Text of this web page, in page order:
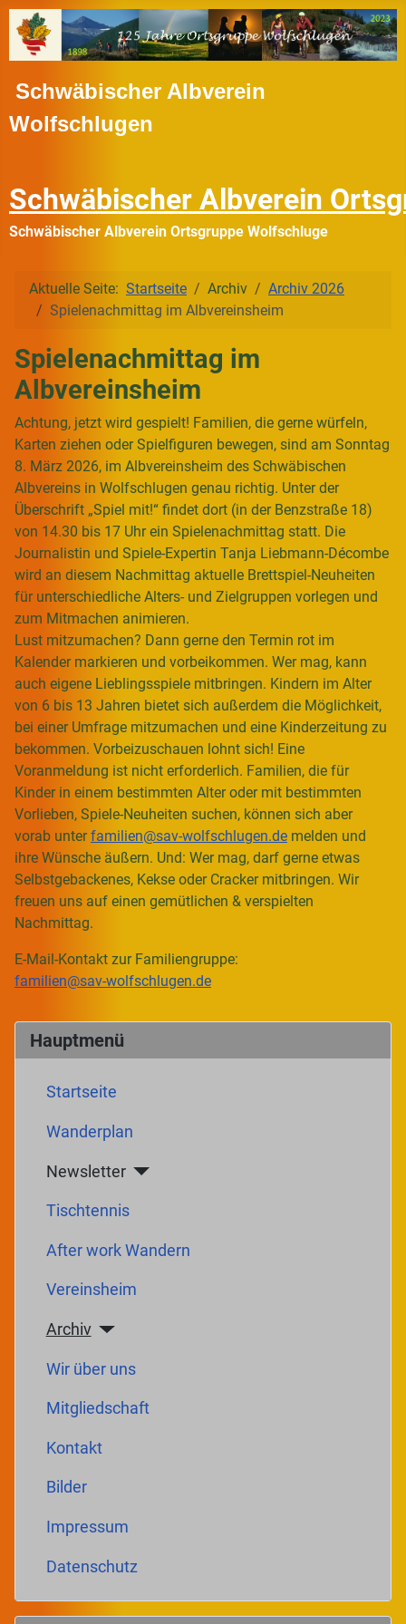
Schwäbischer Albverein
Wolfschlugen
Schwäbischer Albverein
Schwäbischer Albverein Ortsgruppe Wolfschluge
Hauptmenü
Startseite
Wanderplan
Newsletter
Tischtennis
After work Wandern
Vereinsheim
Archiv
Wir über uns
Mitgliedschaft
Kontakt
Bilder
Impressum
Datenschutz
Aktuelle Seite: Startseite Archiv
Archiv 2026
Spielenachmittag im Albvereinsheim
Spielenachmittag im
Albvereinsheim
Achtung, jetzt wird gespielt! Familien, die gerne würfeln,
Karten ziehen oder Spielfiguren bewegen, sind am Sonntag
8. März 2026, im Albvereinsheim des Schwäbischen
Albvereins in Wolfschlugen genau richtig. Unter der
Überschrift „Spiel mit!“ findet dort (in der Benzstraße 18)
von 14.30 bis 17 Uhr ein Spielenachmittag statt. Die
Journalistin und Spiele-Expertin Tanja Liebmann-Décombe
wird an diesem Nachmittag aktuelle Brettspiel-Neuheiten
für unterschiedliche Alters- und Zielgruppen vorlegen und
zum Mitmachen animieren.
Lust mitzumachen? Dann gerne den Termin rot im
Kalender markieren und vorbeikommen. Wer mag, kann
auch eigene Lieblingsspiele mitbringen. Kindern im Alter
von 6 bis 13 Jahren bietet sich außerdem die Möglichkeit,
bei einer Umfrage mitzumachen und eine Kinderzeitung zu
bekommen. Vorbeizuschauen lohnt sich! Eine
Voranmeldung ist nicht erforderlich. Familien, die für
Kinder in einem bestimmten Alter oder mit bestimmten
Vorlieben, Spiele-Neuheiten suchen, können sich aber
vorab unterfamilien@sav-wolfschlugen.de melden und
ihre Wünsche äußern. Und: Wer mag, darf gerne etwas
Selbstgebackenes, Kekse oder Cracker mitbringen. Wir
freuen uns auf einen gemütlichen & verspielten
Nachmittag.
E-Mail-Kontakt zur Familiengruppe:
familien@sav-wolfschlugen.de